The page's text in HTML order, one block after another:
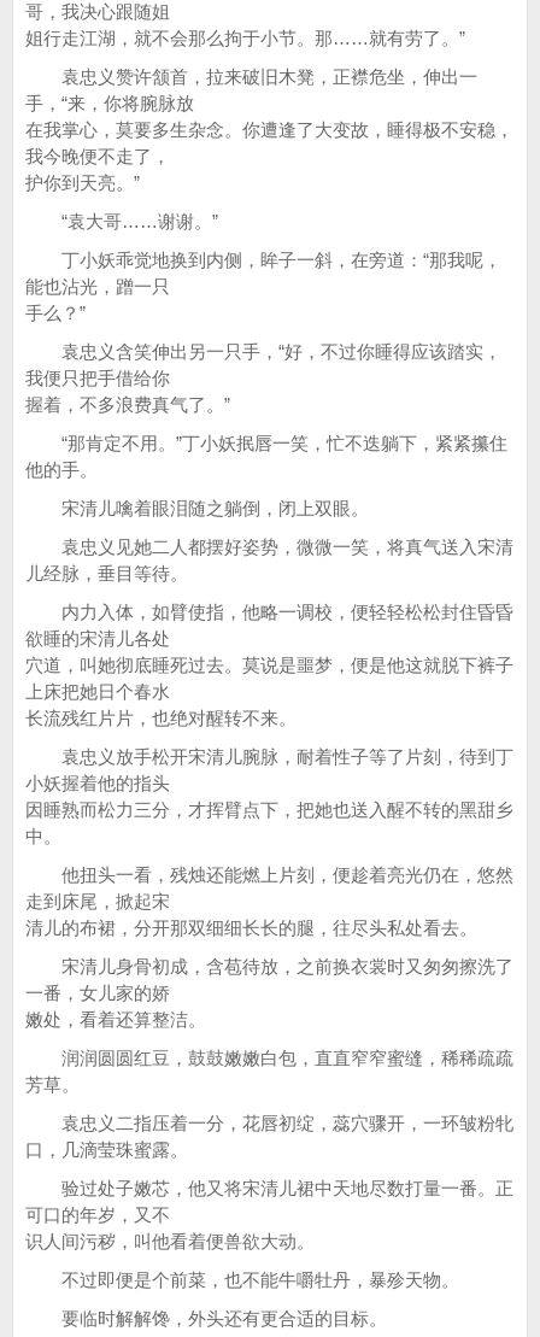
哥，我决心跟随姐
姐行走江湖，就不会那么拘于小节。那……就有劳了。”
袁忠义赞许颔首，拉来破旧木凳，正襟危坐，伸出一
手，“来，你将腕脉放
在我掌心，莫要多生杂念。你遭逢了大变故，睡得极不安稳，
我今晚便不走了，
护你到天亮。”
“袁大哥……谢谢。”
丁小妖乖觉地换到内侧，眸子一斜，在旁道：“那我呢，
能也沾光，蹭一只
手么？”
袁忠义含笑伸出另一只手，“好，不过你睡得应该踏实，
我便只把手借给你
握着，不多浪费真气了。”
“那肯定不用。”丁小妖抿唇一笑，忙不迭躺下，紧紧攥住
他的手。
宋清儿噙着眼泪随之躺倒，闭上双眼。
袁忠义见她二人都摆好姿势，微微一笑，将真气送入宋清
儿经脉，垂目等待。
内力入体，如臂使指，他略一调校，便轻轻松松封住昏昏
欲睡的宋清儿各处
穴道，叫她彻底睡死过去。莫说是噩梦，便是他这就脱下裤子
上床把她日个春水
长流残红片片，也绝对醒转不来。
袁忠义放手松开宋清儿腕脉，耐着性子等了片刻，待到丁
小妖握着他的指头
因睡熟而松力三分，才挥臂点下，把她也送入醒不转的黑甜乡
中。
他扭头一看，残烛还能燃上片刻，便趁着亮光仍在，悠然
走到床尾，掀起宋
清儿的布裙，分开那双细细长长的腿，往尽头私处看去。
宋清儿身骨初成，含苞待放，之前换衣裳时又匆匆擦洗了
一番，女儿家的娇
嫩处，看着还算整洁。
润润圆圆红豆，鼓鼓嫩嫩白包，直直窄窄蜜缝，稀稀疏疏
芳草。
袁忠义二指压着一分，花唇初绽，蕊穴骤开，一环皱粉牝
口，几滴莹珠蜜露。
验过处子嫩芯，他又将宋清儿裙中天地尽数打量一番。正
可口的年岁，又不
识人间污秽，叫他看着便兽欲大动。
不过即便是个前菜，也不能牛嚼牡丹，暴殄天物。
要临时解解馋，外头还有更合适的目标。